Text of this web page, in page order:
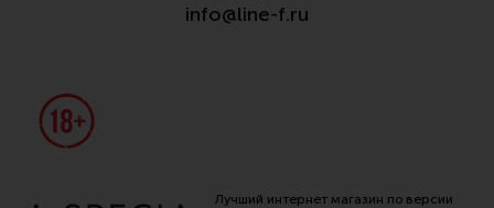
info@line-f.ru
Лучший интернет магазин по версии